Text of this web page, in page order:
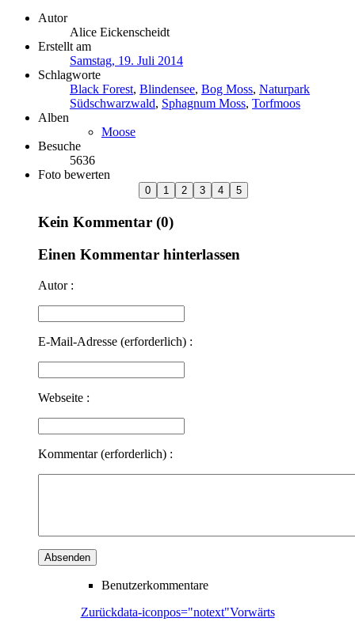
Autor
Alice Eickenscheidt
Erstellt am
Samstag, 19. Juli 2014
Schlagworte
Black Forest, Blindensee, Bog Moss, Naturpark
Südschwarzwald, Sphagnum Moss, Torfmoos
Alben
Moose
Besuche
5636
Foto bewerten
Kein Kommentar (0)
Einen Kommentar hinterlassen
Autor :
E-Mail-Adresse (erforderlich) :
Webseite :
Kommentar (erforderlich) :
Benutzerkommentare
Zurückdata-iconpos="notext"Vorwärts